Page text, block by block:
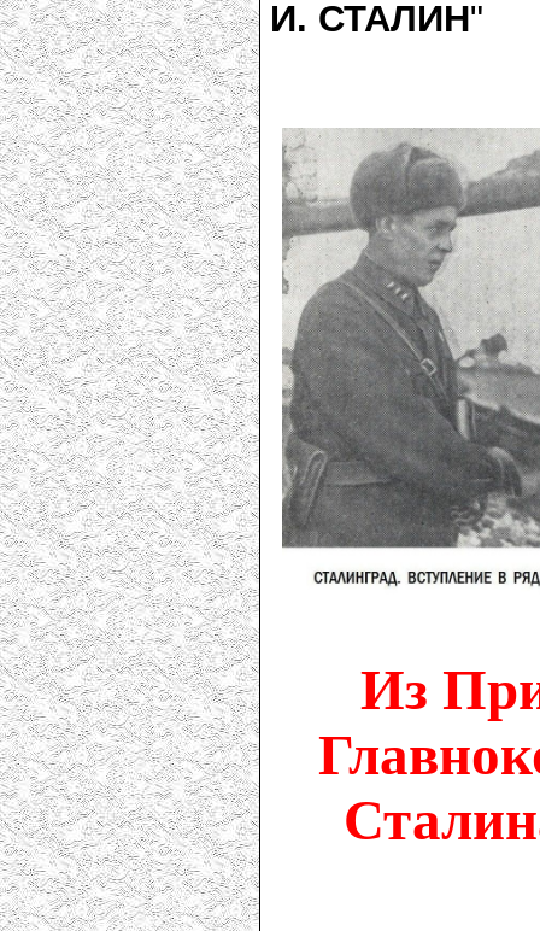
И. СТАЛИН"
Из